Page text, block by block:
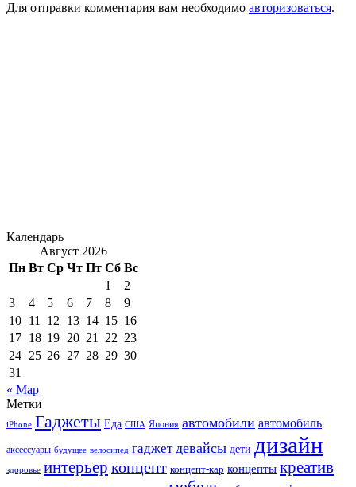
Для отправки комментария вам необходимо авторизоваться.
Календарь
Август 2026
Пн Вт Ср Чт Пт Сб Вс
1
2
3
4 5 6 7 8
9
10 11 12 13 14 15 16
17 18 19 20 21 22 23
24 25 26 27 28 29 30
31
« Мар
Метки
iPhone Гаджеты Еда США Япония автомобили автомобиль
аксессуары будущее велосипед гаджет девайсы дети дизайн
здоровье интерьер концепт концепт-кар концепты креатив